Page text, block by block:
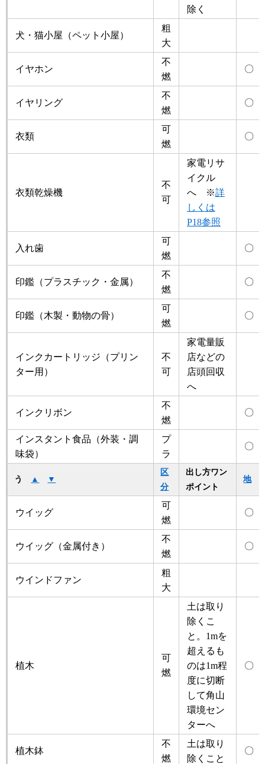
除く
犬・猫小屋（ペット小屋）
粗
大
イヤホン
不
燃
〇
イヤリング
不
燃
〇
衣類
可
燃
〇
衣類乾燥機
不
可
家電リサ
イクル
へ ※詳
しくは
P18参照
入れ歯
可
燃
〇
印鑑（プラスチック・金属）
不
燃
〇
印鑑（木製・動物の骨）
可
燃
〇
インクカートリッジ（プリン
ター用）
不
可
家電量販
店などの
店頭回収
へ
インクリボン
不
燃
〇
インスタント食品（外装・調
味袋）
プ
ラ
〇
う ▲ ▼
区
分
出し方ワン
ポイント
地
ウイッグ
可
燃
〇
ウイッグ（金属付き）
不
燃
〇
ウインドファン
粗
大
植木
可
燃
土は取り
除くこ
と。1mを
超えるも
のは1m程
度に切断
して角山
環境セン
ターへ
〇
植木鉢
不
燃
土は取り
除くこと
〇